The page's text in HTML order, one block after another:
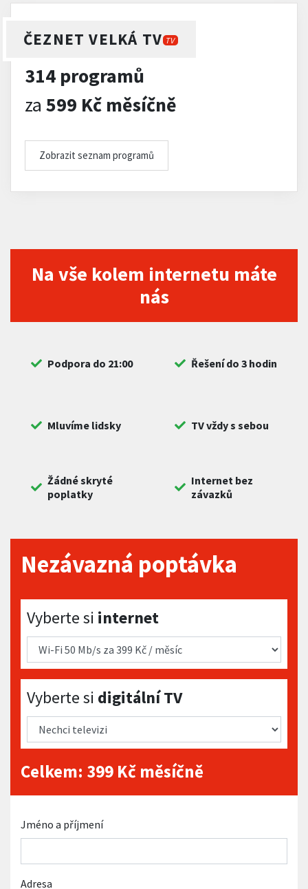
ČEZNET VELKÁ TV TV
314 programů
za 599 Kč měsíčně
Zobrazit seznam programů
Na vše kolem internetu máte
nás
Podpora do 21:00 Řešení do 3 hodin
Mluvíme lidsky TV vždy s sebou
Žádné skryté
poplatky
Internet bez
závazků
Nezávazná poptávka
Vyberte si internet
Vyberte si internet
Vyberte si digitální TV
Vyberte si digitální TV
Celkem: 399 Kč měsíčně
Jméno a příjmení
Adresa